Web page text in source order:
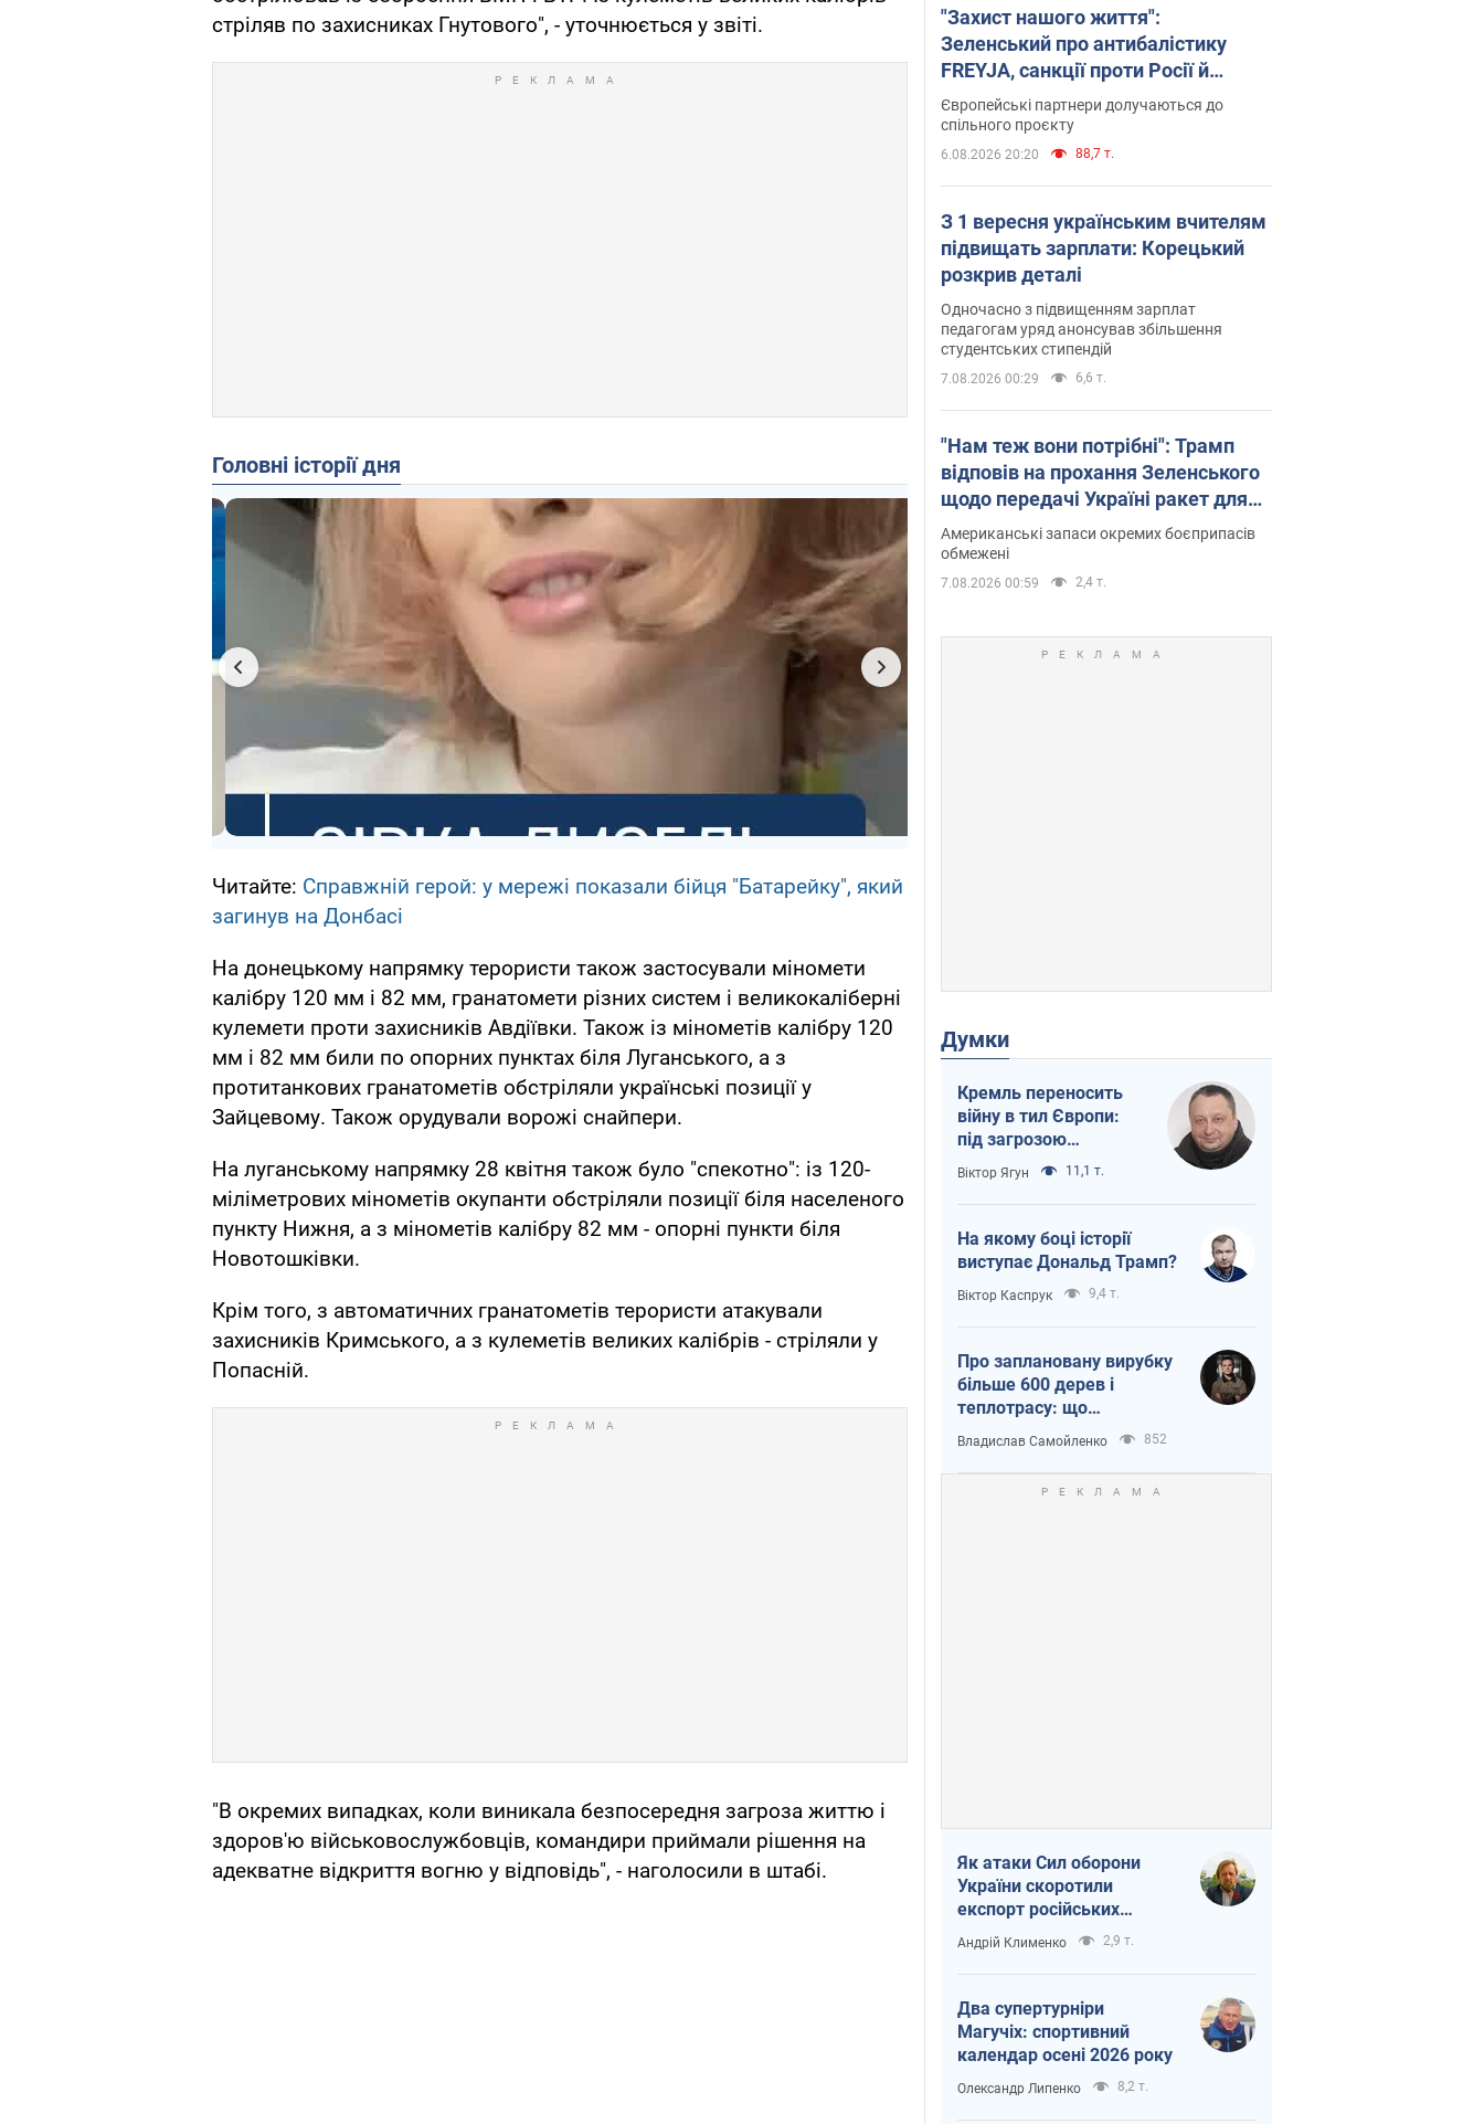
стріляв по захисниках Гнутового", - уточнюється у звіті.
Головні історії дня
Читайте: Справжній герой: у мережі показали бійця "Батарейку", який
загинув на Донбасі
На донецькому напрямку терористи також застосували міномети
калібру 120 мм і 82 мм, гранатомети різних систем і великокаліберні
кулемети проти захисників Авдіївки. Також із мінометів калібру 120
мм і 82 мм били по опорних пунктах біля Луганського, а з
протитанкових гранатометів обстріляли українські позиції у
Зайцевому. Також орудували ворожі снайпери.
На луганському напрямку 28 квітня також було "спекотно": із 120-
міліметрових мінометів окупанти обстріляли позиції біля населеного
пункту Нижня, а з мінометів калібру 82 мм - опорні пункти біля
Новотошківки.
Крім того, з автоматичних гранатометів терористи атакували
захисників Кримського, а з кулеметів великих калібрів - стріляли у
Попасній.
"В окремих випадках, коли виникала безпосередня загроза життю і
здоров'ю військовослужбовців, командири приймали рішення на
адекватне відкриття вогню у відповідь", - наголосили в штабі.
"Захист нашого життя":
Зеленський про антибалістику
FREYJA, санкції проти Росії й
підтримку аграріїв. Відео
Європейські партнери долучаються до
спільного проєкту
6.08.2026 20:20 88,7 т.
З 1 вересня українським вчителям
підвищать зарплати: Корецький
розкрив деталі
Одночасно з підвищенням зарплат
педагогам уряд анонсував збільшення
студентських стипендій
7.08.2026 00:29 6,6 т.
"Нам теж вони потрібні": Трамп
відповів на прохання Зеленського
щодо передачі Україні ракет для
Patriot
Американські запаси окремих боєприпасів
обмежені
7.08.2026 00:59 2,4 т.
Думки
Кремль переносить
війну в тил Європи:
під загрозою
критична логістика
Віктор Ягун 11,1 т.
На якому боці історії
виступає Дональд Трамп?
Віктор Каспрук 9,4 т.
Про заплановану вирубку
більше 600 дерев і
теплотрасу: що
відбувається на Теремках
у Києві
Владислав Самойленко 852
Як атаки Сил оборони
України скоротили
експорт російських
нафтопродуктів
Андрій Клименко 2,9 т.
Два супертурніри
Магучіх: спортивний
календар осені 2026 року
Олександр Липенко 8,2 т.